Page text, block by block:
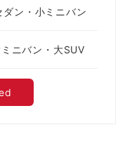
ン・小ミニバン
バン・大SUV